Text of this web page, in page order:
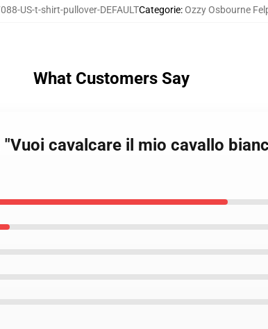
US-t-shirt-pullover-DEFAULTCategorie:Ozzy Osbourne
What Customers Say
cavalcare il mio cavallo